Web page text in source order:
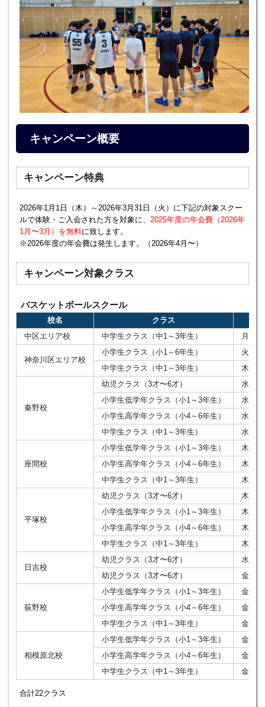
キャンペーン概要
キャンペーン特典
2026年1月1日（木）～2026年3月31日（火）に下記の対象スクー
ルで体験・ご入会された方を対象に、 2025年度の年会費（2026年
1月〜3月）を無料に致します。
※2026年度の年会費は発生します。（2026年4月〜）
キャンペーン対象クラス
バスケットボールスクール
校名
クラス
中区エリア校
中学生クラス（中1～3年生） 月曜
神奈川区エリア校
小学生クラス（小1～6年生）
火曜
中学生クラス（中1～3年生）
木曜
秦野校
幼児クラス（3才〜6才）
水曜
小学生低学年クラス（小1～3年生）
水曜
小学生高学年クラス（小4～6年生）
水曜
中学生クラス（中1～3年生）
水曜
座間校
小学生低学年クラス（小1～3年生）
木曜
小学生高学年クラス（小4～6年生）
木曜
中学生クラス（中1～3年生）
木曜
平塚校
幼児クラス（3才〜6才）
木曜
小学生低学年クラス（小1～3年生）
木曜
小学生高学年クラス（小4～6年生）
木曜
中学生クラス（中1～3年生）
木曜
日吉校
幼児クラス（3才〜6才）
水曜
幼児クラス（3才〜6才）
金曜
荻野校
小学生低学年クラス（小1～3年生）
金曜
小学生高学年クラス（小4～6年生）
金曜
中学生クラス（中1～3年生）
金曜
相模原北校
小学生低学年クラス（小1～3年生）
金曜
小学生高学年クラス（小4～6年生）
金曜
中学生クラス（中1～3年生）
金曜
合計22クラス